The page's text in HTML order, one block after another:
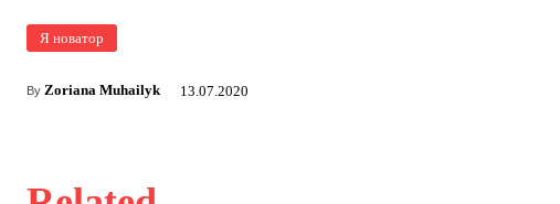
Я новатор
By Zoriana Muhailyk 13.07.2020